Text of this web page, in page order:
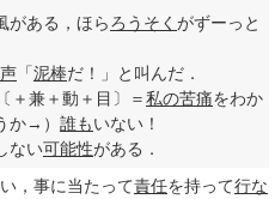
がある，ほらろうそく がずーっと
「泥棒だ！」と叫んだ．
＋兼＋動＋目〕＝私の苦痛をわか
か→） 誰もいない！
ない可能性がある．
，事に当たって責任を持って行な